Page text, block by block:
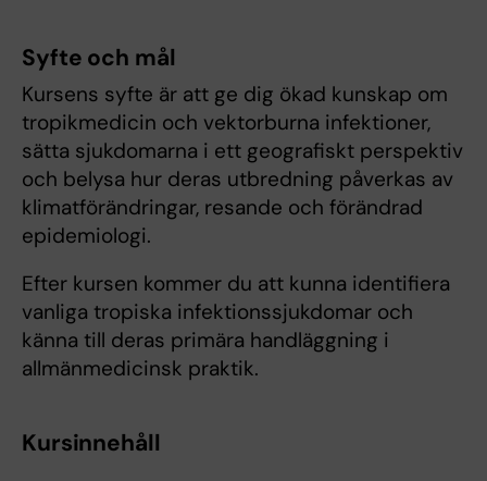
Syfte och mål
Kursens syfte är att ge dig ökad kunskap om
tropikmedicin och vektorburna infektioner,
sätta sjukdomarna i ett geografiskt perspektiv
och belysa hur deras utbredning påverkas av
klimatförändringar, resande och förändrad
epidemiologi.
Efter kursen kommer du att kunna identifiera
vanliga tropiska infektionssjukdomar och
känna till deras primära handläggning i
allmänmedicinsk praktik.
Kursinnehåll